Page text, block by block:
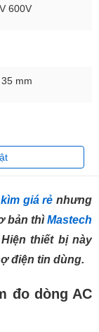
600V
mm
giá rẻ nhưng
bản thìMastech
thiết bị này
điện tin dùng.
đo dòng AC